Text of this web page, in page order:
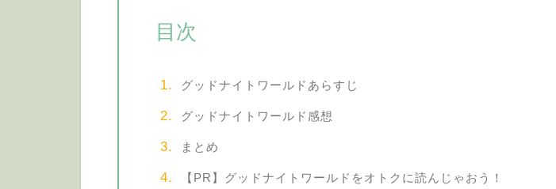
目次
グッドナイトワールドあらすじ
グッドナイトワールド感想
まとめ
【PR】グッドナイトワールドをオトクに読んじゃおう！